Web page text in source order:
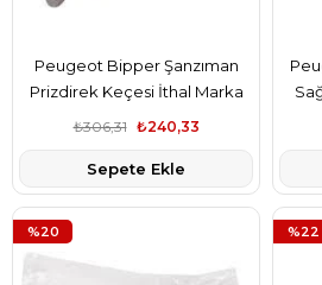
Peugeot Bipper Şanzıman
Prizdirek Keçesi İthal Marka
2105.38
₺240,33
₺306,31
Sepete Ekle
%20 %22